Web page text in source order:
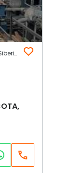
SIBERIA COTA | Otros | Cota (Incluye Siberia)